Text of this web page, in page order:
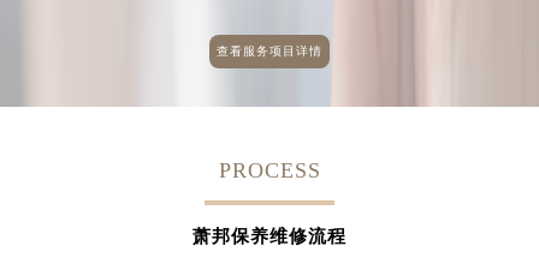
查看服务项目详情
PROCESS
萧邦保养维修流程